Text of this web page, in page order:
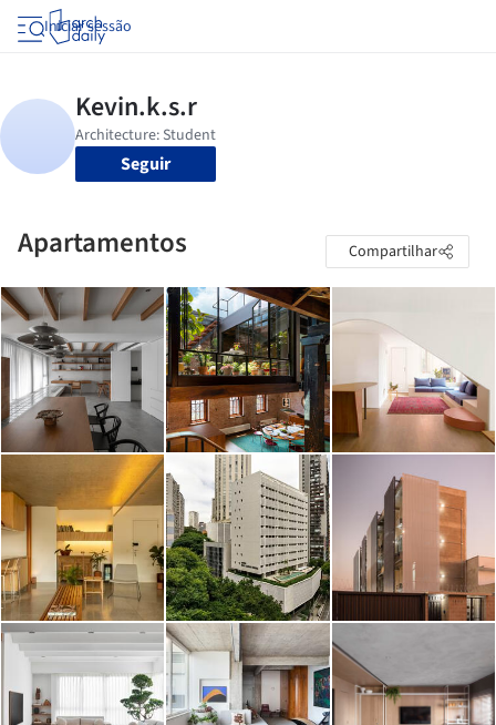
Iniciar sessão
Seguir
Apartamentos Compartilhar